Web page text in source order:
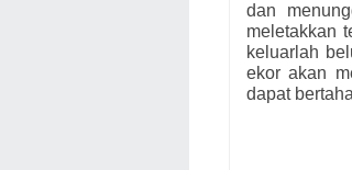
dan
meletakkan
keluarlah
ekor akan
dapat